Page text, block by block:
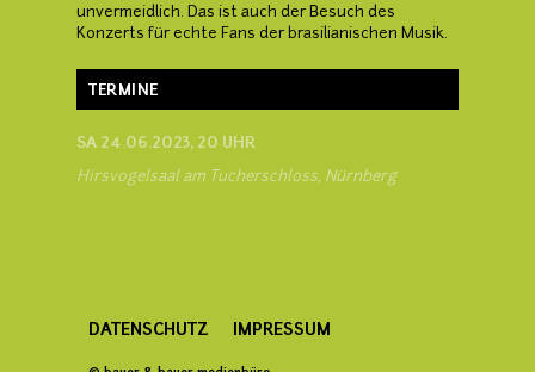
unvermeidlich. Das ist auch der Besuch des
Konzerts für echte Fans der brasilianischen Musik.
TERMINE
SA 24.06.2023, 20 UHR
Hirsvogelsaal am Tucherschloss, Nürnberg
DATENSCHUTZ IMPRESSUM